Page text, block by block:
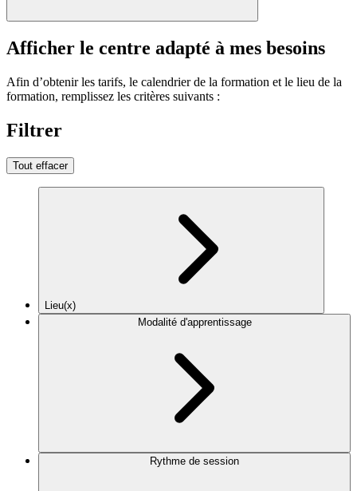
Afficher le centre adapté à mes besoins
Afin d’obtenir les tarifs, le calendrier de la formation et le lieu de la
formation, remplissez les critères suivants :
Filtrer
Tout effacer
Lieu(x)
Modalité d'apprentissage
Rythme de session